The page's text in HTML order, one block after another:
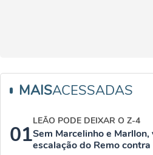
MAISACESSADAS
01
LEÃO PODE DEIXAR O Z-4
Sem Marcelinho e
escalação do Remo